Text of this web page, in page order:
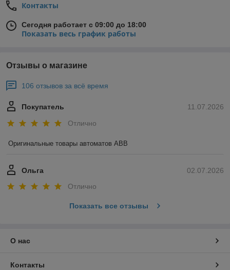
Контакты
Сегодня работает с 09:00 до 18:00
Показать весь график работы
Отзывы о магазине
106 отзывов за всё время
11.07.2026
Покупатель
Отлично
Оригинальные товары автоматов ABB
02.07.2026
Ольга
Отлично
Показать все отзывы
О нас
Контакты